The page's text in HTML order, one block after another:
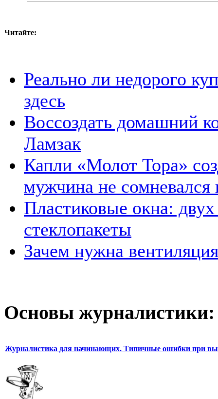
Читайте:
Реально ли недорого
здесь
Воссоздать домашний
Ламзак
Капли «Молот Тора»
мужчина не сомневался
Пластиковые окна:
стеклопакеты
Зачем нужна
Основы журналистики:
Журналистика для начинающих. Типичные ошибки при